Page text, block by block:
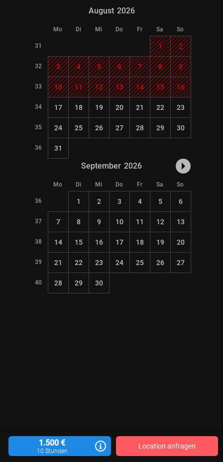
August 2026
Mo Di Mi Do Fr Sa So
31 1 2
32 3 4 5 6 7 8 9
33 10 11 12 13 14 15 16
34 17 18 19 20 21 22 23
35 24 25 26 27 28 29 30
36 31
September 2026
Mo Di Mi Do Fr Sa So
36 1 2 3 4 5 6
37 7 8 9 10 11 12 13
38 14 15 16 17 18 19 20
39 21 22 23 24 25 26 27
40 28 29 30
1.500 €
10 Stunden
Location anfragen